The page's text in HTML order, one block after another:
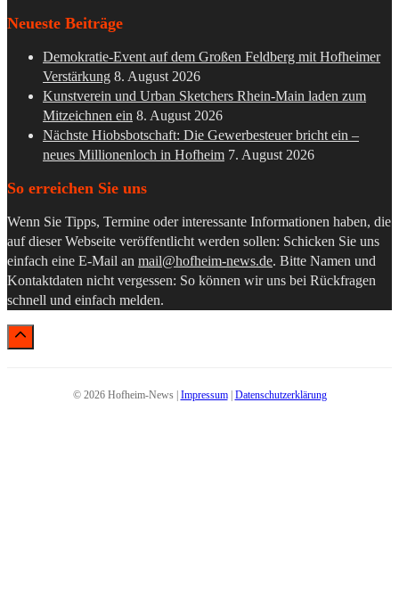
Neueste Beiträge
Demokratie-Event auf dem Großen Feldberg mit Hofheimer
Verstärkung 8. August 2026
Kunstverein und Urban Sketchers Rhein-Main laden zum
Mitzeichnen ein 8. August 2026
Nächste Hiobsbotschaft: Die Gewerbesteuer bricht ein –
neues Millionenloch in Hofheim 7. August 2026
So erreichen Sie uns
Wenn Sie Tipps, Termine oder interessante Informationen haben, die
auf dieser Webseite veröffentlicht werden sollen: Schicken Sie uns
einfach eine E-Mail an mail@hofheim-news.de. Bitte Namen und
Kontaktdaten nicht vergessen: So können wir uns bei Rückfragen
schnell und einfach melden.
© 2026 Hofheim-News | Impressum| Datenschutzerklärung